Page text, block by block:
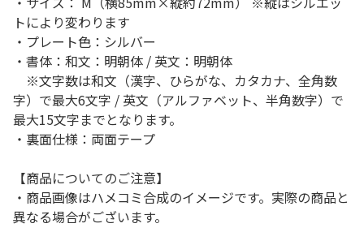
トにより変わります
・プレート色：シルバー
・書体：和文：明朝体 / 英文：明朝体
※文字数は和文（漢字、ひらがな、カタカナ、全角数
字）で最大6文字 / 英文（アルファベット、半角数字）で
最大15文字までとなります。
・裏面仕様：両面テープ
【商品についてのご注意】
・商品画像はハメコミ合成のイメージです。実際の商品と
異なる場合がございます。